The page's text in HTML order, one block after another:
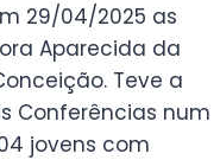
29/04/2025 as
Aparecida da
Teve a
Conferências num
jovens com